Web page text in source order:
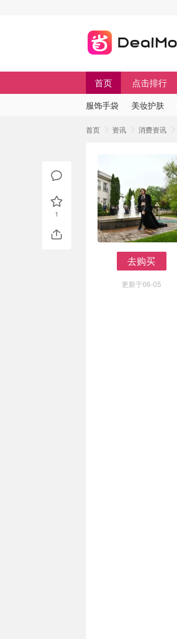
首页 点击排行
服饰手袋 美妆护肤
首页 资讯 消费资讯
去购买
更新于06-05
1